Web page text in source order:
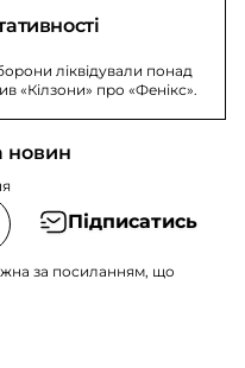
ліквідували понад
«Кілзони» про «Фенікс».
новин
Підписатись
за посиланням, що